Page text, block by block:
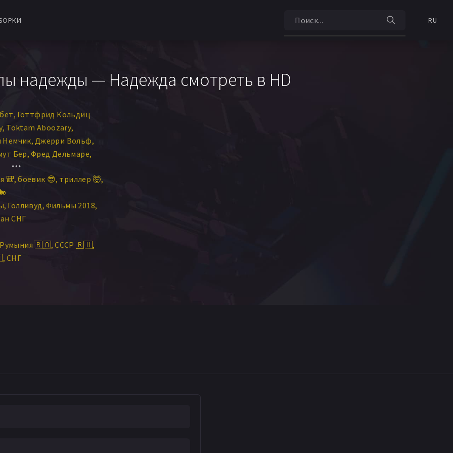
RU
надежды — Надежда смотреть в HD
Готтфрид Кольдиц
Toktam Aboozary
Немчик Джерри Вольф
Бер Фред Дельмаре
Минди Робинсон
Росс Алена Чехова
Бели
Хорст Кубе Чак Цито
Ривера
🎒 боевик 😎 триллер 🤯
Голливуд Фильмы 2018
СНГ
Румыния 🇷🇴 СССР 🇷🇺
СНГ